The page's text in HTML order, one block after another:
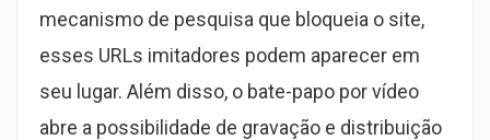
mecanismo de pesquisa que bloqueia o site,
esses URLs imitadores podem aparecer em
seu lugar. Além disso, o bate-papo por vídeo
abre a possibilidade de gravação e distribuição